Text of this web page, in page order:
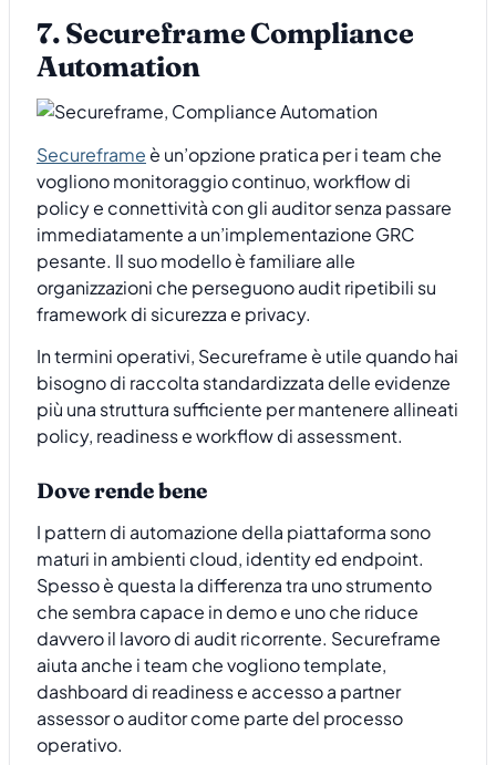
7. Secureframe Compliance
Automation
Secureframe è un’opzione pratica per i team che
vogliono monitoraggio continuo, workflow di
policy e connettività con gli auditor senza passare
immediatamente a un’implementazione GRC
pesante. Il suo modello è familiare alle
organizzazioni che perseguono audit ripetibili su
framework di sicurezza e privacy.
In termini operativi, Secureframe è utile quando hai
bisogno di raccolta standardizzata delle evidenze
più una struttura sufficiente per mantenere allineati
policy, readiness e workflow di assessment.
Dove rende bene
I pattern di automazione della piattaforma sono
maturi in ambienti cloud, identity ed endpoint.
Spesso è questa la differenza tra uno strumento
che sembra capace in demo e uno che riduce
davvero il lavoro di audit ricorrente. Secureframe
aiuta anche i team che vogliono template,
dashboard di readiness e accesso a partner
assessor o auditor come parte del processo
operativo.